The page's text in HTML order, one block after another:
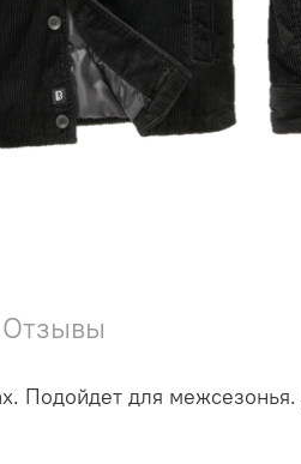
Отзывы
Подойдет для межсезонья.